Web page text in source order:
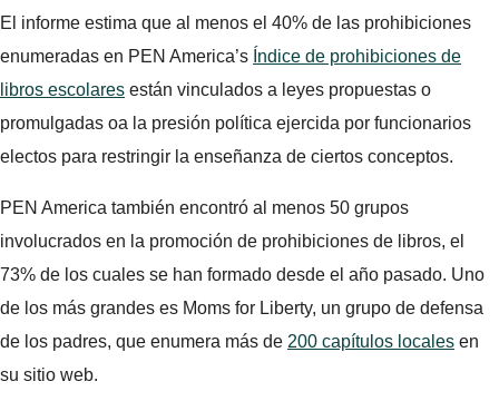
El informe estima que al menos el 40% de las prohibiciones
enumeradas en PEN America’s Índice de prohibiciones de
libros escolares están vinculados a leyes propuestas o
promulgadas oa la presión política ejercida por funcionarios
electos para restringir la enseñanza de ciertos conceptos.
PEN America también encontró al menos 50 grupos
involucrados en la promoción de prohibiciones de libros, el
73% de los cuales se han formado desde el año pasado. Uno
de los más grandes es Moms for Liberty, un grupo de defensa
de los padres, que enumera más de 200 capítulos locales en
su sitio web.